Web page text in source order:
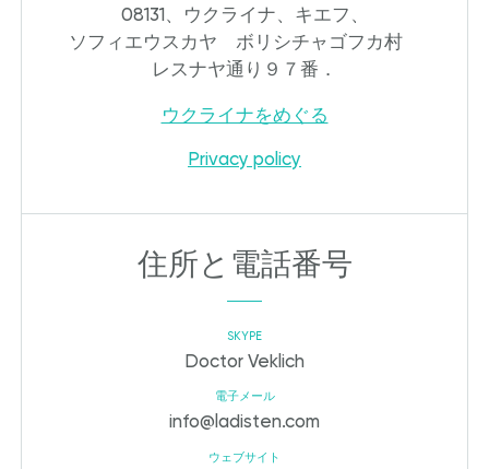
08131、ウクライナ、キエフ、
ソフィエウスカヤ ボリシチャゴフカ村
レスナヤ通り９７番．
ウクライナをめぐる
Privacy policy
住所と電話番号
SKYPE
Doctor Veklich
電子メール
info@ladisten.com
ウェブサイト